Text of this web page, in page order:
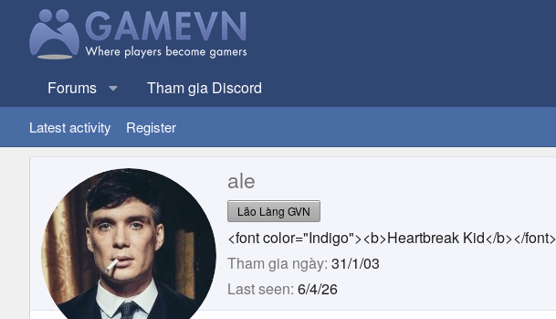
Forums Tham gia Discord
Latest activity Register
ale
Lão Làng GVN
<font color="Indigo"><b>Heartbreak Kid</b></font>
Tham gia ngày 31/1/03
Last seen 6/4/26